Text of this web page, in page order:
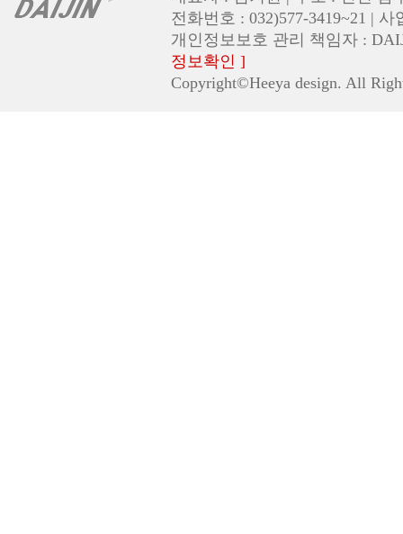
전화번호 : 032)577-3419~21 |
개인정보보호 관리 책임자 :
정보확인 ]
Copyright©Heeya design. All